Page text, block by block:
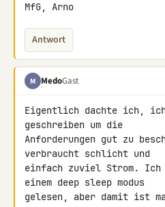
MfG, Arno
Antwort
M MedoGast
Eigentlich dachte ich,
geschreiben um die
Anforderungen gut zu
verbraucht schlicht und
einfach zuviel Strom. Ich
einem deep sleep modus
gelesen, aber damit ist